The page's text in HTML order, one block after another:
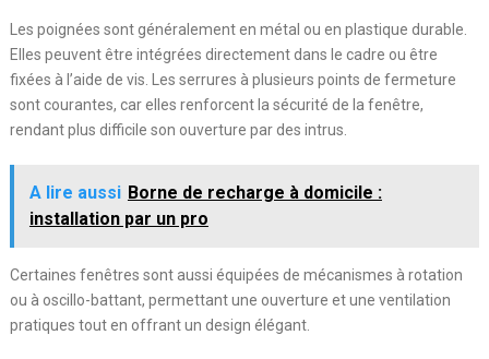
Les poignées sont généralement en métal ou en plastique durable.
Elles peuvent être intégrées directement dans le cadre ou être
fixées à l’aide de vis. Les serrures à plusieurs points de fermeture
sont courantes, car elles renforcent la sécurité de la fenêtre,
rendant plus difficile son ouverture par des intrus.
A lire aussi Borne de recharge à domicile :
installation par un pro
Certaines fenêtres sont aussi équipées de mécanismes à rotation
ou à oscillo-battant, permettant une ouverture et une ventilation
pratiques tout en offrant un design élégant.